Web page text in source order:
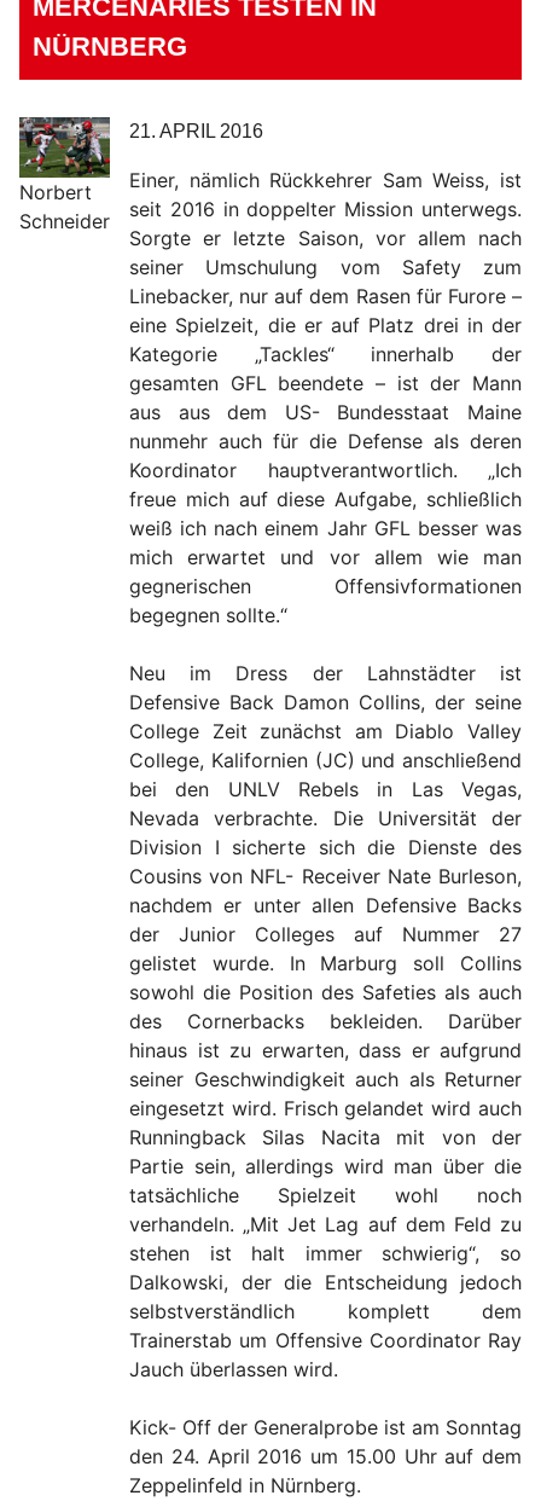
MERCENARIES TESTEN IN
NÜRNBERG
Norbert
Schneider
21. APRIL 2016
Einer, nämlich Rückkehrer Sam Weiss, ist
seit 2016 in doppelter Mission unterwegs.
Sorgte er letzte Saison, vor allem nach
seiner Umschulung vom Safety zum
Linebacker, nur auf dem Rasen für Furore –
eine Spielzeit, die er auf Platz drei in der
Kategorie „Tackles“ innerhalb der
gesamten GFL beendete – ist der Mann
aus aus dem US- Bundesstaat Maine
nunmehr auch für die Defense als deren
Koordinator hauptverantwortlich. „Ich
freue mich auf diese Aufgabe, schließlich
weiß ich nach einem Jahr GFL besser was
mich erwartet und vor allem wie man
gegnerischen Offensivformationen
begegnen sollte.“
Neu im Dress der Lahnstädter ist
Defensive Back Damon Collins, der seine
College Zeit zunächst am Diablo Valley
College, Kalifornien (JC) und anschließend
bei den UNLV Rebels in Las Vegas,
Nevada verbrachte. Die Universität der
Division I sicherte sich die Dienste des
Cousins von NFL- Receiver Nate Burleson,
nachdem er unter allen Defensive Backs
der Junior Colleges auf Nummer 27
gelistet wurde. In Marburg soll Collins
sowohl die Position des Safeties als auch
des Cornerbacks bekleiden. Darüber
hinaus ist zu erwarten, dass er aufgrund
seiner Geschwindigkeit auch als Returner
eingesetzt wird. Frisch gelandet wird auch
Runningback Silas Nacita mit von der
Partie sein, allerdings wird man über die
tatsächliche Spielzeit wohl noch
verhandeln. „Mit Jet Lag auf dem Feld zu
stehen ist halt immer schwierig“, so
Dalkowski, der die Entscheidung jedoch
selbstverständlich komplett dem
Trainerstab um Offensive Coordinator Ray
Jauch überlassen wird.
Kick- Off der Generalprobe ist am Sonntag
den 24. April 2016 um 15.00 Uhr auf dem
Zeppelinfeld in Nürnberg.